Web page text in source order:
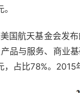
国航天基金会发
品与服务、商业
占比78%。2015